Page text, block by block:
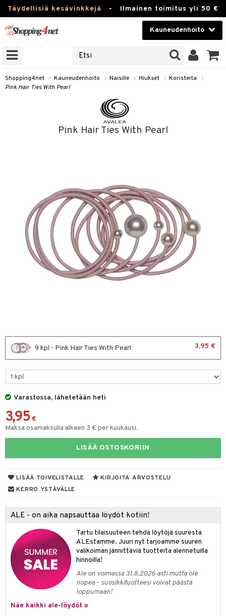
Täydellisiä kesävinkkejä - Ilmainen toimitus yli 50 €
Kauneudenhoito
Kauneudenhoito
Piilolinssit
Tuotemerkkejä
Kampanjat
Shopping4net » Kauneudenhoito » Naisille » Hiukset » Koristeita
»
Pink Hair Ties With Pearl
Pink Hair Ties With Pearl
9 kpl - Pink Hair Ties With Pearl 3,95 €
Varastossa, lähetetään heti
3,95 €
Maksa osamaksulla alkaen 3 € per kuukausi.
LISÄÄ OSTOSKORIIN
LISÄÄ TOIVELISTALLE
KIRJOITA ARVOSTELU
KERRO YSTÄVÄLLE
ALE - on aika napsauttaa löydöt kotiin!
Tartu tilaisuuteen tehdä löytöjä suuresta
ALEstamme. Juuri nyt tarjoamme suuren
valikoiman jännittäviä tuotteita alennetuilla
hinnoilla!
Ale on voimassa 31.8.2026 asti mutta ole
nopea - suosikkituotteesi voivat päästä
loppumaan!
Näe kaikki ale-löydöt »
& Antifrizz
tuotteet
& Geeli
hoito
iho
iho
iho
Päivävoide
hoito
tarvikkeet
/ Kajaali
&
Lapset
Set
tuotteet
hoito
poisto
tuotteet
shave balm
shave lotion
de cologne
de toilette